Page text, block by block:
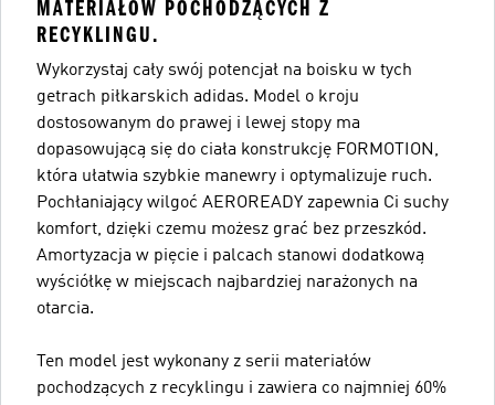
MATERIAŁÓW POCHODZĄCYCH Z
RECYKLINGU.
Wykorzystaj cały swój potencjał na boisku w tych
getrach piłkarskich adidas. Model o kroju
dostosowanym do prawej i lewej stopy ma
dopasowującą się do ciała konstrukcję FORMOTION,
która ułatwia szybkie manewry i optymalizuje ruch.
Pochłaniający wilgoć AEROREADY zapewnia Ci suchy
komfort, dzięki czemu możesz grać bez przeszkód.
Amortyzacja w pięcie i palcach stanowi dodatkową
wyściółkę w miejscach najbardziej narażonych na
otarcia.
Ten model jest wykonany z serii materiałów
pochodzących z recyklingu i zawiera co najmniej 60%